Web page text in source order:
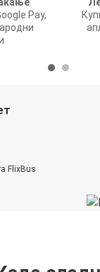
Pay,
FlixBus